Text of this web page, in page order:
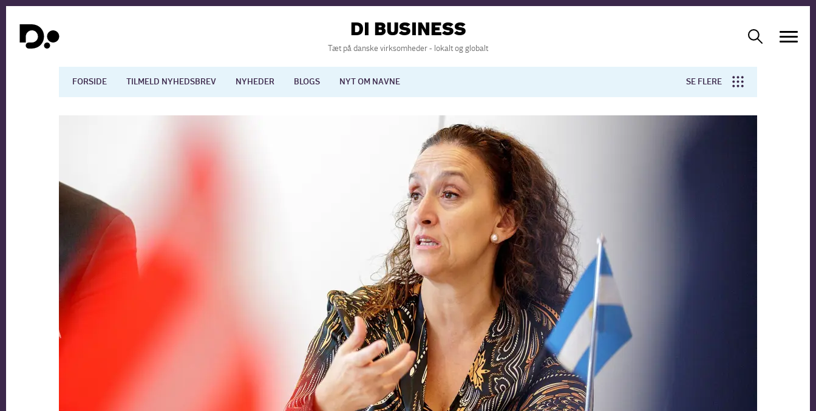
DI BUSINESS
Tæt på danske virksomheder - lokalt og globalt
FORSIDE TILMELD NYHEDSBREV NYHEDER BLOGS NYT OM NAVNE SE FLERE
International økonomi
Europapolitik